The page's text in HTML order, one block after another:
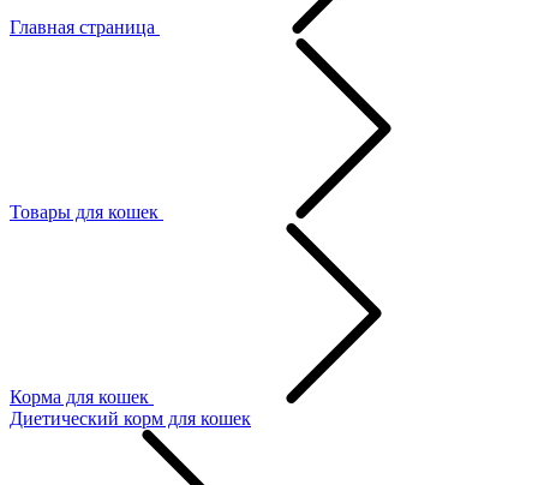
Главная страница
Товары для кошек
Корма для кошек
Диетический корм для кошек